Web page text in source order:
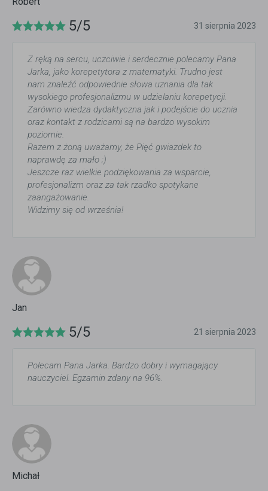
5/5 31 sierpnia 2023
Z ręką na sercu, uczciwie i serdecznie polecamy Pana
Jarka, jako korepetytora z matematyki. Trudno jest
nam znaleźć odpowiednie słowa uznania dla tak
wysokiego profesjonalizmu w udzielaniu korepetycji.
Zarówno wiedza dydaktyczna jak i podejście do ucznia
oraz kontakt z rodzicami są na bardzo wysokim
poziomie.
Razem z żoną uważamy, że Pięć gwiazdek to
naprawdę za mało ;)
Jeszcze raz wielkie podziękowania za wsparcie,
profesjonalizm oraz za tak rzadko spotykane
zaangażowanie.
Widzimy się od września!
Jan
5/5 21 sierpnia 2023
Polecam Pana Jarka. Bardzo dobry i wymagający
nauczyciel. Egzamin zdany na 96%.
Michał